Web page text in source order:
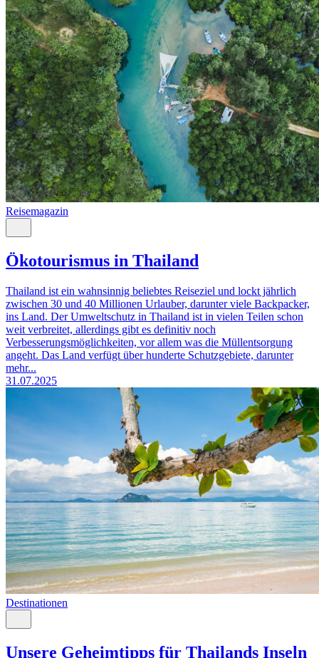
Reisemagazin
Ökotourismus in Thailand
Thailand ist ein wahnsinnig beliebtes Reiseziel und lockt jährlich
zwischen 30 und 40 Millionen Urlauber, darunter viele Backpacker,
ins Land. Der Umweltschutz in Thailand ist in vielen Teilen schon
weit verbreitet, allerdings gibt es definitiv noch
Verbesserungsmöglichkeiten, vor allem was die Müllentsorgung
angeht. Das Land verfügt über hunderte Schutzgebiete, darunter
mehr...
31.07.2025
Destinationen
Unsere Geheimtipps für Thailands Inseln